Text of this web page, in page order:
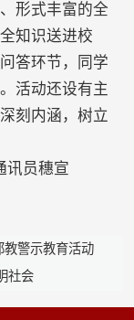
形式丰富的全
知识送进校
答环节，同学
活动还设有主
刻内涵，树立
讯员穗宣
教警示教育活动
社会